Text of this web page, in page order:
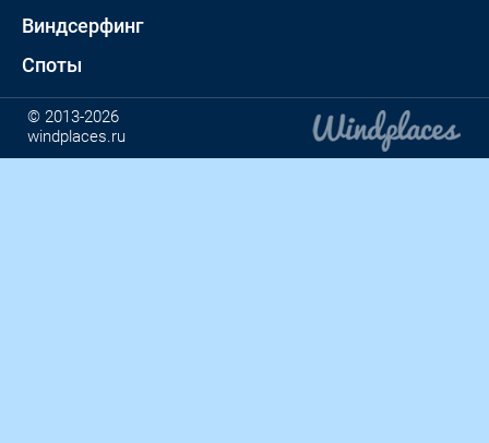
Виндсерфинг
Споты
© 2013-2026
windplaces.ru